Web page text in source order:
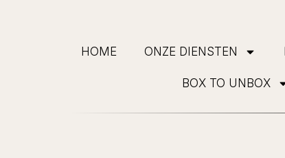
HOME ONZE DIENSTEN
BOX TO UNBOX